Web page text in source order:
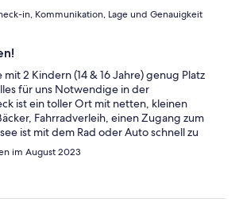
in, Kommunikation, Lage und Genauigkeit
2 Kindern (14 & 16 Jahre) genug Platz
für uns Notwendige in der
ist ein toller Ort mit netten, kleinen
Fahrradverleih, einen Zugang zum
ist mit dem Rad oder Auto schnell zu
hat sich für uns in jedem Fall
im August 2023